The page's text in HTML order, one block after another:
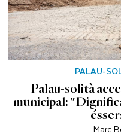
PALAU-
Palau-solità
municipal:
Marc